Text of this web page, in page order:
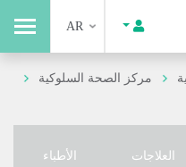
AR
مركز الصحة السلوكية
العلاجات الأطباء